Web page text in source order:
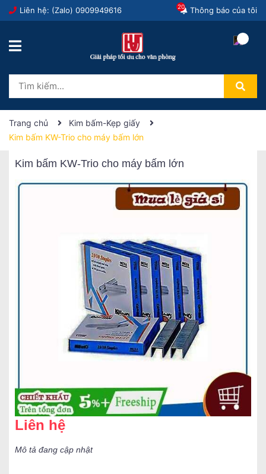
Liên hệ: (Zalo) 0909949616 Thông báo của tôi
20
Trang chủ
Kim bấm-Kẹp giấy
Kim bấm KW-Trio cho máy bấm lớn
Kim bấm KW-Trio cho máy bấm lớn
Liên hệ
Mô tả đang cập nhật